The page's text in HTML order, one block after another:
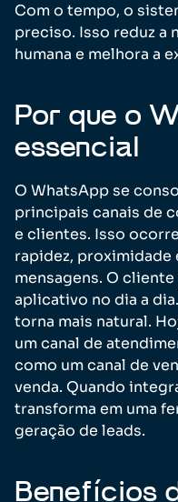
Com o tempo, o
preciso. Isso reduz a
humana e melhora a
Por que o
essencial
O WhatsApp se
principais canais de
e clientes. Isso
rapidez, proximidade
mensagens. O
aplicativo no dia a
torna mais natural.
um canal de
como um canal de
venda. Quando
transforma em uma
geração de leads.
Benefícios